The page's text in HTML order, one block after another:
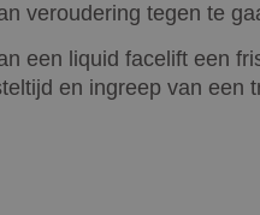
veroudering tegen te
een liquid facelift een
en ingreep van een